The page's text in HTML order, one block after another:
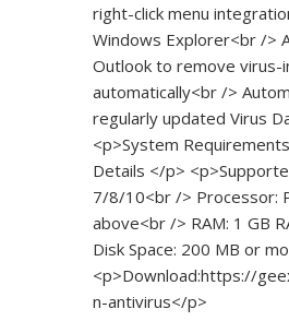
right-click menu
Windows Explorer<br />
Outlook to remove virus-
automatically<br />
regularly updated Virus
<p>System
Details </p>
7/8/10<br /> Processor:
above<br /> RAM: 1 GB
Disk Space: 200 MB or
<p>Download:https://
n-antivirus</p>